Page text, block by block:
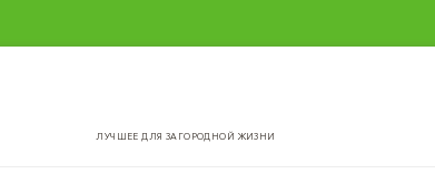
ЛУЧШЕЕ ДЛЯ ЗАГОРОДНОЙ ЖИЗНИ